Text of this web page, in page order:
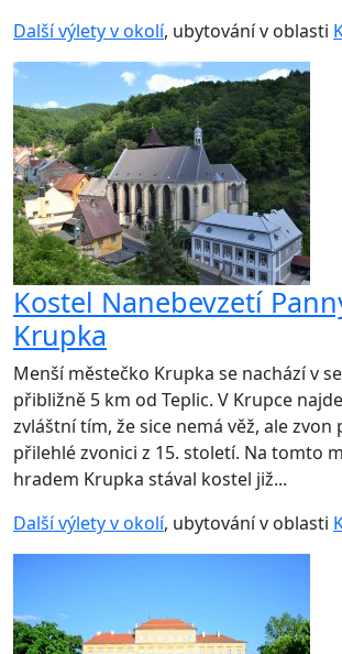
Další výlety v okolí, ubytování v oblasti
Kostel Nanebevzetí
Krupka
Menší městečko Krupka se nachází v
přibližně 5 km od Teplic. V Krupce
zvláštní tím, že sice nemá věž, ale zvon
přilehlé zvonici z 15. století. Na tomto
hradem Krupka stával kostel již...
Další výlety v okolí, ubytování v oblasti